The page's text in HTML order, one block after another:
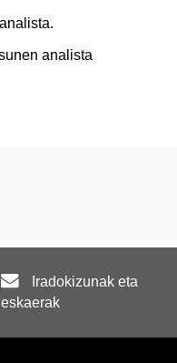
analista
Iradokizunak eta
eskaerak